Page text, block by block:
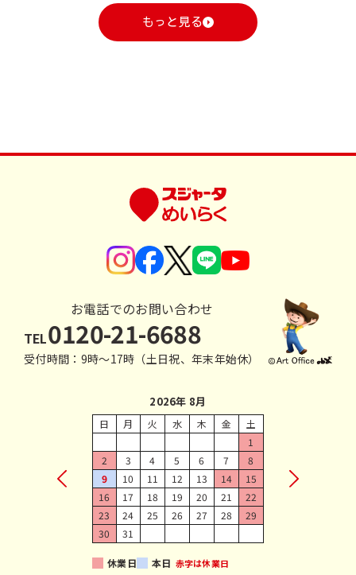
もっと見る
お電話でのお問い合わせ
TEL0120-21-6688
受付時間：9時〜17時（土日祝、年末年始休）
2026年 8月
日 月 火 水 木 金
土
1
2
3 4 5 6 7
8
9
10 11 12 13 14
15
16
17 18 19 20 21
22
23
24 25 26 27 28
29
30
31
休業日 本日 赤字は休業日